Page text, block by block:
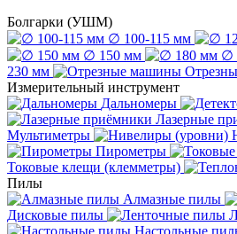
Болгарки (УШМ)
∅ 100-115 мм
∅ 150 мм
∅
230 мм
Измерительный инструмент
Дальномеры
Лазерные
Мультиметры
Пирометры
Токовые клещи (клемметры)
Пилы
Алмазные пилы
Дисковые пилы
Настольные